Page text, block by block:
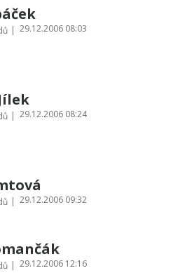
| 29.12.2006 08:03
| 29.12.2006 08:24
| 29.12.2006 09:32
| 29.12.2006 12:16